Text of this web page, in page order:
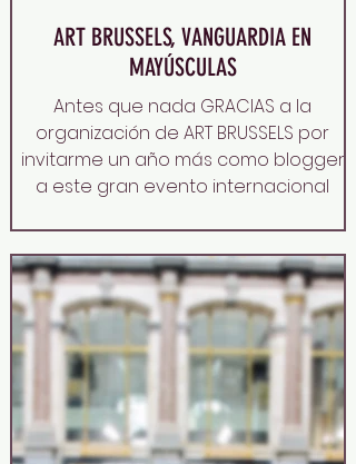
ART BRUSSELS, VANGUARDIA EN
MAYÚSCULAS
Antes que nada GRACIAS a la
organización de ART BRUSSELS por
invitarme un año más como blogger
a este gran evento internacional